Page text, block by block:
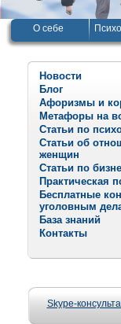
О себе
Новости
Блог
Афоризмы и
Метафоры на
Статьи по
Статьи об
женщин
Статьи по
Практическая
Бесплатные
уголовным
База знаний
Контакты
Skype-